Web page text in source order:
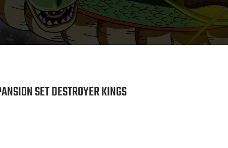
SET DESTROYER KINGS